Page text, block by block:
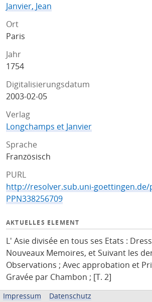
Janvier, Jean
Ort
Paris
Jahr
1754
Digitalisierungsdatum
2003-02-05
Verlag
Longchamps et Janvier
Sprache
Französisch
PURL
http://resolver.sub.uni-goettingen.de/
PPN338256709
AKTUELLES ELEMENT
L' Asie divisée en tous ses Etats :
Nouveaux Memoires, et Suivant les
Observations ; Avec approbation et
Gravée par Chambon ; [T. 2]
Impressum Datenschutz